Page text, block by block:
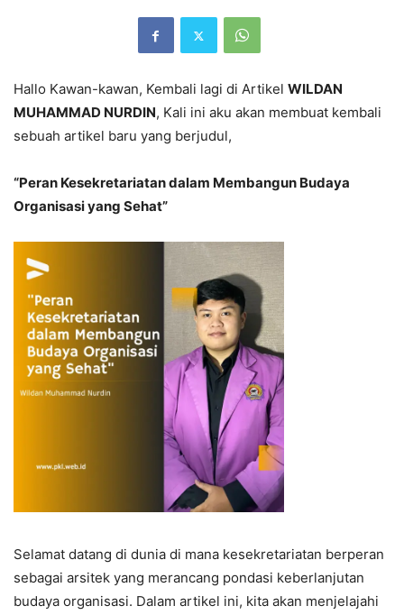
Hallo Kawan-kawan, Kembali lagi di Artikel WILDAN
MUHAMMAD NURDIN, Kali ini aku akan membuat kembali
sebuah artikel baru yang berjudul,
“Peran Kesekretariatan dalam Membangun Budaya
Organisasi yang Sehat”
Selamat datang di dunia di mana kesekretariatan berperan
sebagai arsitek yang merancang pondasi keberlanjutan
budaya organisasi. Dalam artikel ini, kita akan menjelajahi